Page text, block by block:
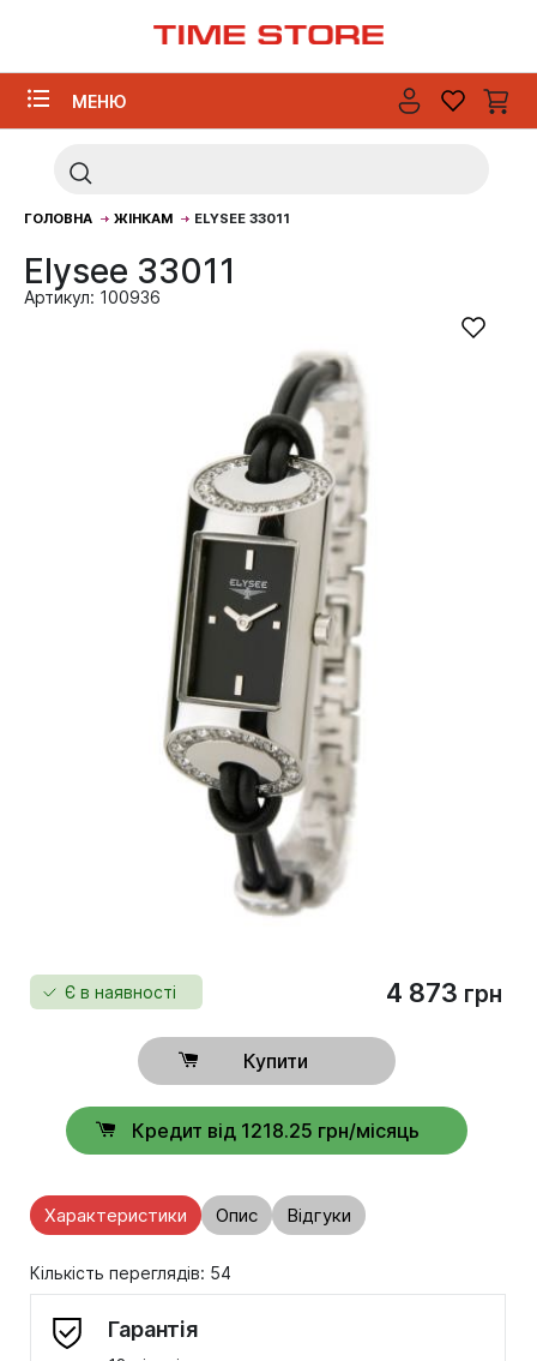
МЕНЮ
ГОЛОВНА ЖІНКАМ ELYSEE 33011
Elysee 33011
Артикул: 100936
Є в наявності 4 873 грн
Купити
Кредит від 1218.25 грн/місяць
Характеристики Опис Відгуки
Кількість переглядів: 54
Гарантія